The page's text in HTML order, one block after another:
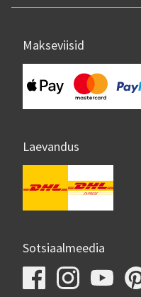
Makseviisid
Laevandus
Sotsiaalmeedia